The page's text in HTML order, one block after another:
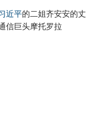
近平的二姐齐安安的丈
信巨头摩托罗拉